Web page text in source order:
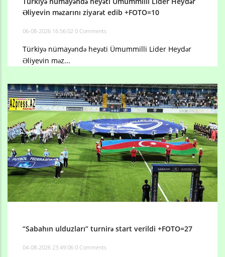
Əliyevin məzarını ziyarət edib +FOTO=10
06-08-2026 16:56:02 0 Comments
Türkiyə nümayəndə heyəti Ümummilli Lider Heydər
Əliyevin məz...
“Sabahın ulduzları” turnirə start verildi +FOTO=27
04-08-2026 23:49:06 0 Comments